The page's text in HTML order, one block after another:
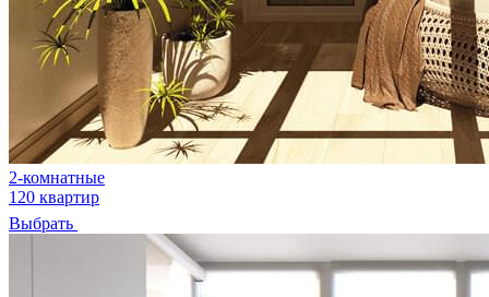
2-комнатные
120 квартир
Выбрать